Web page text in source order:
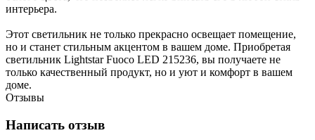
интерьера.
Этот светильник не только прекрасно освещает помещение,
но и станет стильным акцентом в вашем доме. Приобретая
светильник Lightstar Fuoco LED 215236, вы получаете не
только качественный продукт, но и уют и комфорт в вашем
доме.
Отзывы
Написать отзыв